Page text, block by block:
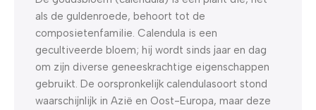
als de guldenroede, behoort tot de
composietenfamilie. Calendula is een
gecultiveerde bloem; hij wordt sinds jaar en dag
om zijn diverse geneeskrachtige eigenschappen
gebruikt. De oorspronkelijk calendulasoort stond
waarschijnlijk in Azië en Oost-Europa, maar deze